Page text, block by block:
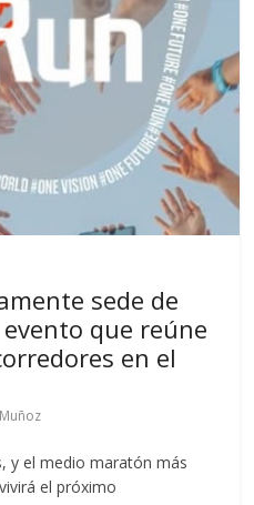
sede de
evento que reúne
en el
y el medio maratón más
el próximo